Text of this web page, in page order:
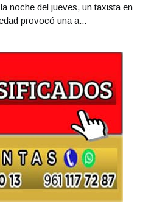
noche del jueves, un taxista en
provocó una a...